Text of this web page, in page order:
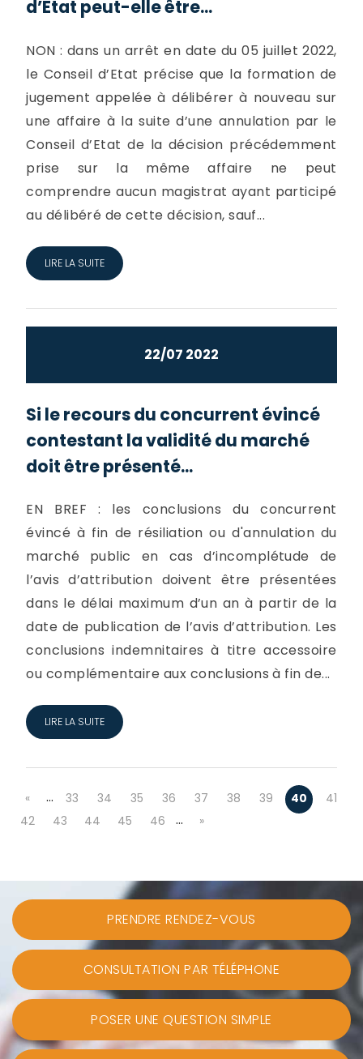
d’Etat peut-elle être...
NON : dans un arrêt en date du 05 juillet 2022,
le Conseil d’Etat précise que la formation de
jugement appelée à délibérer à nouveau sur
une affaire à la suite d’une annulation par le
Conseil d’Etat de la décision précédemment
prise sur la même affaire ne peut
comprendre aucun magistrat ayant participé
au délibéré de cette décision, sauf...
LIRE LA SUITE
22/07 2022
Si le recours du concurrent évincé
contestant la validité du marché
doit être présenté...
EN BREF : les conclusions du concurrent
évincé à fin de résiliation ou d'annulation du
marché public en cas d’incomplétude de
l’avis d’attribution doivent être présentées
dans le délai maximum d’un an à partir de la
date de publication de l’avis d’attribution. Les
conclusions indemnitaires à titre accessoire
ou complémentaire aux conclusions à fin de...
LIRE LA SUITE
« … 33 34 35 36 37 38 39 40
41
42
43 44 45 46 … »
PRENDRE RENDEZ-VOUS
CONSULTATION PAR TÉLÉPHONE
POSER UNE QUESTION SIMPLE